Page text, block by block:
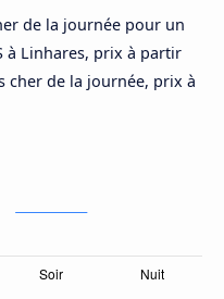
de la journée pour un
à Linhares, prix à partir
cher de la journée, prix à